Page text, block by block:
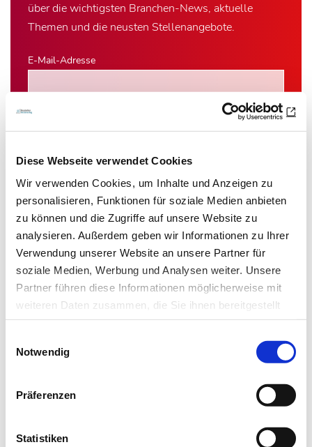
Diese Webseite verwendet Cookies
Wir verwenden Cookies, um Inhalte und Anzeigen zu
personalisieren, Funktionen für soziale Medien anbieten
zu können und die Zugriffe auf unsere Website zu
analysieren. Außerdem geben wir Informationen zu Ihrer
Verwendung unserer Website an unsere Partner für
soziale Medien, Werbung und Analysen weiter. Unsere
Partner führen diese Informationen möglicherweise mit
weiteren Daten zusammen, die Sie ihnen bereitgestellt
haben oder die sie im Rahmen Ihrer Nutzung der Dienste
Notwendig
Präferenzen
Statistiken
über die wichtigsten Branchen-News, aktuelle
Themen und die neusten Stellenangebote.
E-Mail-Adresse
gelesen.*
Newsletter abonnieren
* Pflichtfeld
Das könnte Sie auch interessieren: